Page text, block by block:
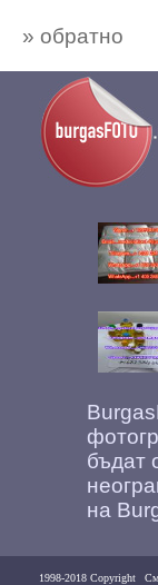
» обратно
бъдат
на
1998-2018 Copyright